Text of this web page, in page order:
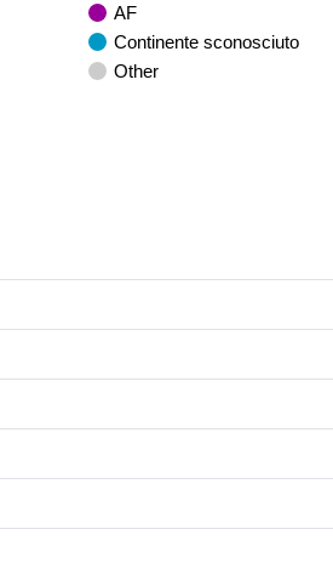
AF
Continente sconosciuto
Other